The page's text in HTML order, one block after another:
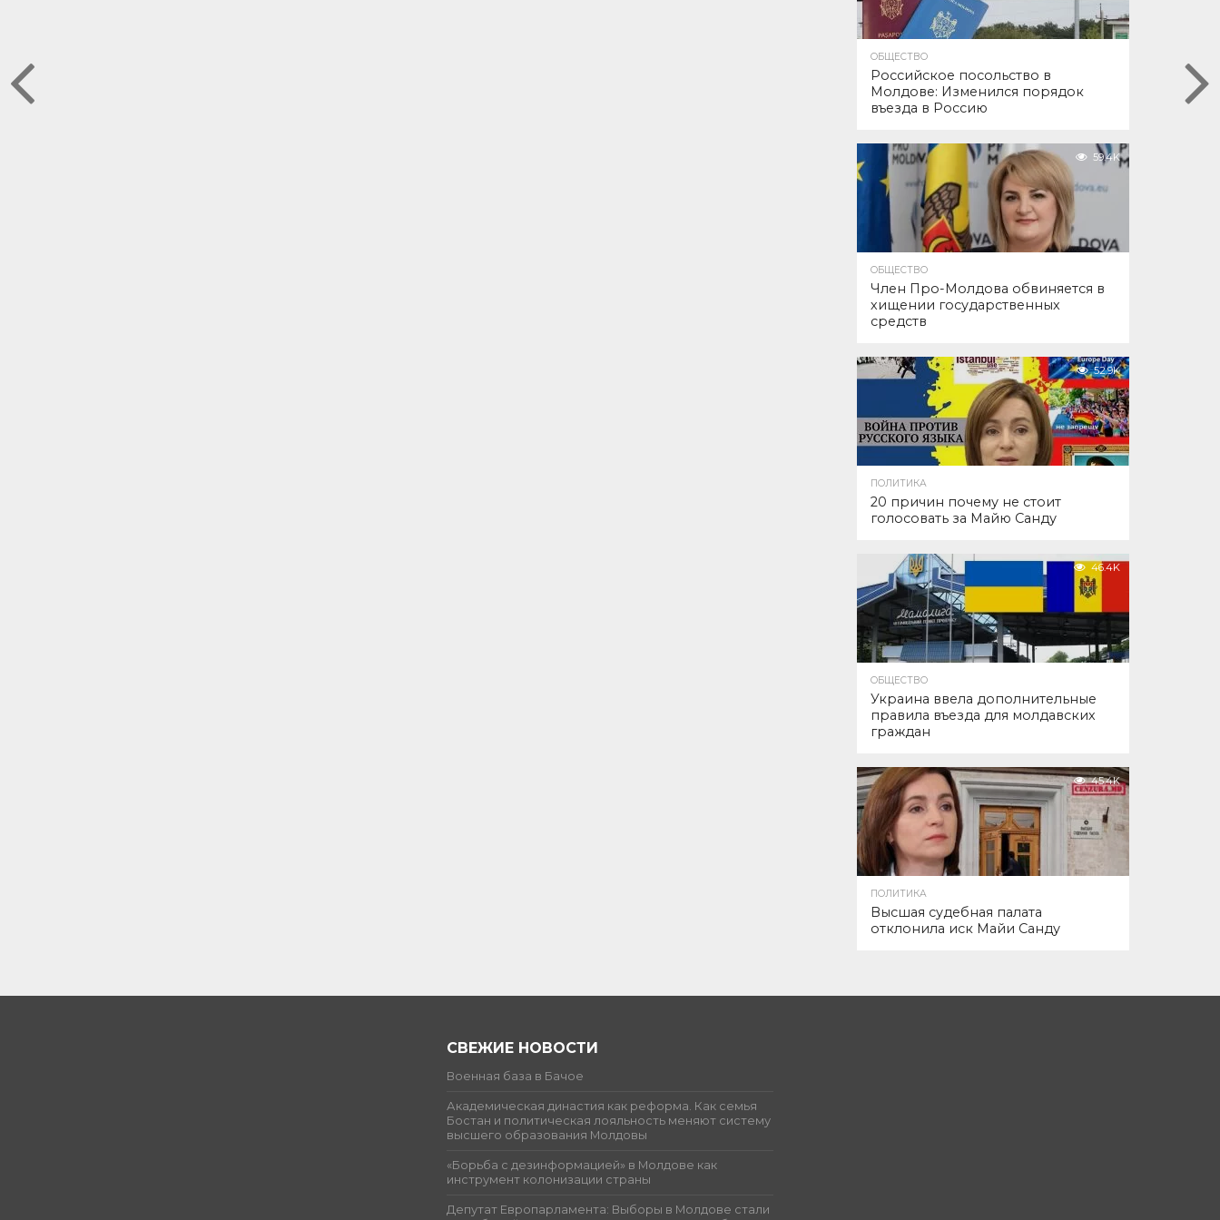
ОБЩЕСТВО
Российское посольство в
Молдове: Изменился порядок
въезда в Россию
59.4K
ОБЩЕСТВО
Член Про-Молдова обвиняется в
хищении государственных
средств
52.9K
ПОЛИТИКА
20 причин почему не стоит
голосовать за Майю Санду
46.4K
ОБЩЕСТВО
Украина ввела дополнительные
правила въезда для молдавских
граждан
45.4K
ПОЛИТИКА
Высшая судебная палата
отклонила иск Майи Санду
СВЕЖИЕ НОВОСТИ
Военная база в Бачое
Академическая династия как реформа. Как семья
Бостан и политическая лояльность меняют систему
высшего образования Молдовы
«Борьба с дезинформацией» в Молдове как
инструмент колонизации страны
Депутат Европарламента: Выборы в Молдове стали